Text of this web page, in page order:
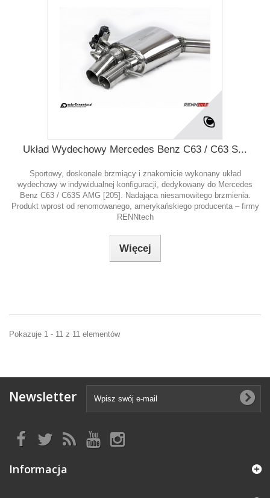
Układ Wydechowy Mercedes Benz C63 / C63 S...
Sportowy, doskonale brzmiący i znakomicie wykonany układ
wydechowy w indywidualnej konfiguracji, dedykowany do Mercedes
Benz C63 / C63S AMG [205]. Nadająca niesamowitego brzmienia.
Produkt wprost od renomowanego, amerykańskiego producenta – firmy
RENNtech
Więcej
Pokazuje 1 - 11 z 11 elementów
Newsletter
Informacja